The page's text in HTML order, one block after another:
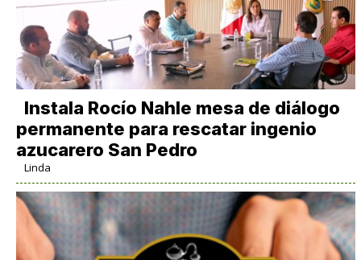
Instala Rocío Nahle mesa de diálogo
permanente para rescatar ingenio
azucarero San Pedro
Linda